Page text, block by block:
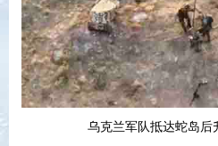
乌克兰军队抵达蛇岛后